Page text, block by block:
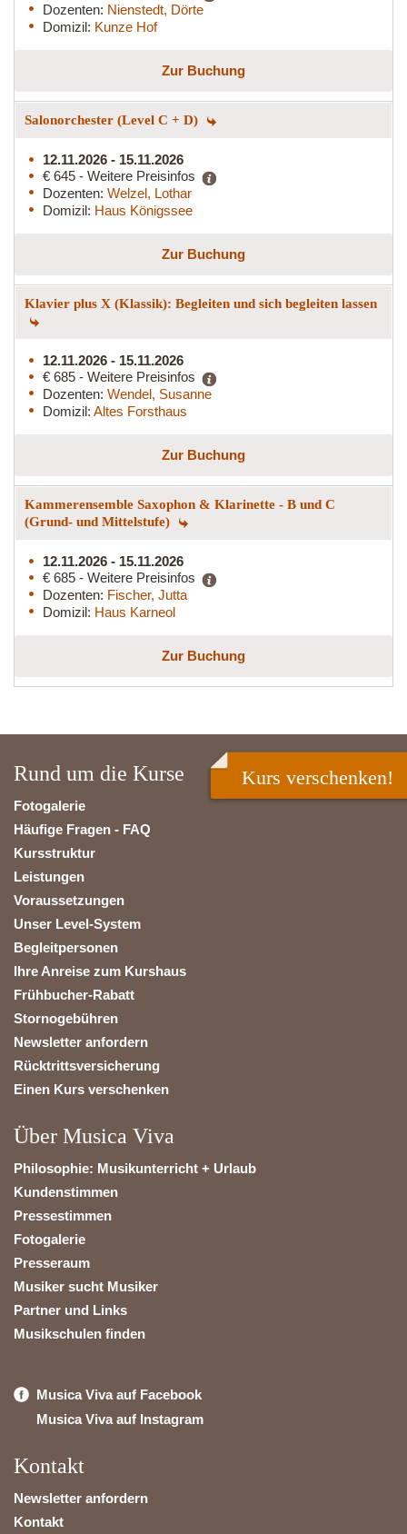
Dozenten: Nienstedt, Dörte
Domizil: Kunze Hof
Zur Buchung
Salonorchester (Level C + D)
12.11.2026 - 15.11.2026
€ 645 - Weitere Preisinfos
Dozenten: Welzel, Lothar
Domizil: Haus Königssee
Zur Buchung
Klavier plus X (Klassik): Begleiten und sich begleiten lassen
12.11.2026 - 15.11.2026
€ 685 - Weitere Preisinfos
Dozenten: Wendel, Susanne
Domizil: Altes Forsthaus
Zur Buchung
Kammerensemble Saxophon & Klarinette - B und C
(Grund- und Mittelstufe)
12.11.2026 - 15.11.2026
€ 685 - Weitere Preisinfos
Dozenten: Fischer, Jutta
Domizil: Haus Karneol
Zur Buchung
Rund um die Kurse
Fotogalerie
Häufige Fragen - FAQ
Kursstruktur
Leistungen
Voraussetzungen
Unser Level-System
Begleitpersonen
Ihre Anreise zum Kurshaus
Frühbucher-Rabatt
Stornogebühren
Newsletter anfordern
Rücktrittsversicherung
Einen Kurs verschenken
Über Musica Viva
Philosophie: Musikunterricht + Urlaub
Kundenstimmen
Pressestimmen
Fotogalerie
Presseraum
Musiker sucht Musiker
Partner und Links
Musikschulen finden
Musica Viva auf Facebook
Musica Viva auf Instagram
Kontakt
Newsletter anfordern
Kontakt
Kurs verschenken!